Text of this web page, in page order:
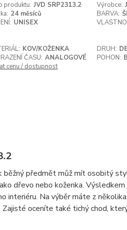
produktu: JVD SRP2313.2 Výrobce:
24 měsíců BARVA:
UNISEX
KOV/KOŽENKA DRUH:
ČASU: ANALOGOVÉ POHON:
cenu / dostupnost
běžný předmět můž mít osobitý
dřevo nebo koženka.
interiéru. Na výběr máte z
oceníte také tichý chod,